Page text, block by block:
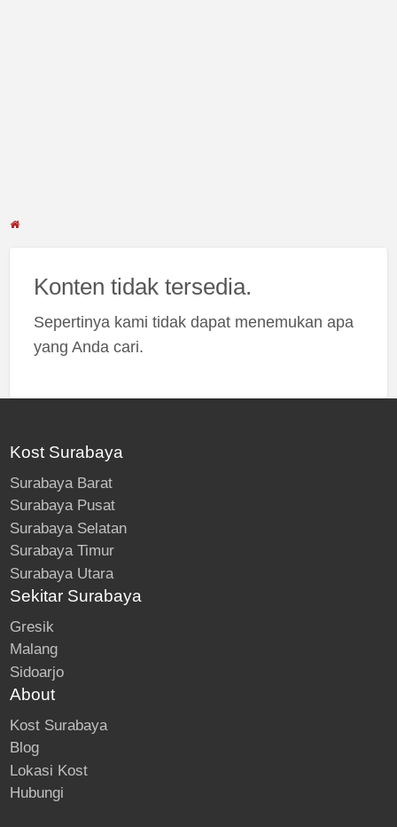
Konten tidak tersedia.
Sepertinya kami tidak dapat menemukan apa
yang Anda cari.
Kost Surabaya
Surabaya Barat
Surabaya Pusat
Surabaya Selatan
Surabaya Timur
Surabaya Utara
Sekitar Surabaya
Gresik
Malang
Sidoarjo
About
Kost Surabaya
Blog
Lokasi Kost
Hubungi